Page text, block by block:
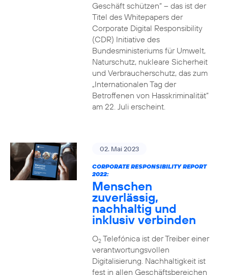
Geschäft schützen“ – das ist der
Titel des Whitepapers der
Corporate Digital Responsibility
(CDR) Initiative des
Bundesministeriums für Umwelt,
Naturschutz, nukleare Sicherheit
und Verbraucherschutz, das zum
„Internationalen Tag der
Betroffenen von Hasskriminalität“
am 22. Juli erscheint.
02. Mai 2023
CORPORATE RESPONSIBILITY REPORT
2022:
Menschen
zuverlässig,
nachhaltig und
inklusiv verbinden
O2Telefónica ist der Treiber einer
verantwortungsvollen
Digitalisierung. Nachhaltigkeit ist
fest in allen Geschäftsbereichen